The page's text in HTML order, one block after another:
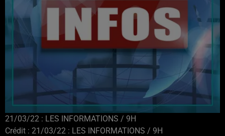
21/03/22 : LES INFORMATIONS / 9H
Crédit : 21/03/22 : LES INFORMATIONS / 9H